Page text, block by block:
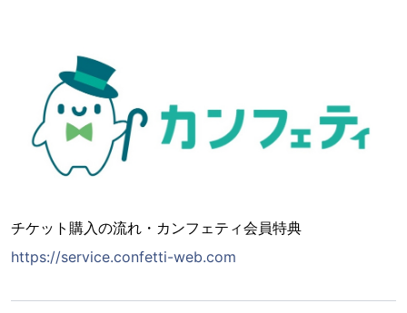
チケット購入の流れ・カンフェティ会員特典
https://service.confetti-web.com